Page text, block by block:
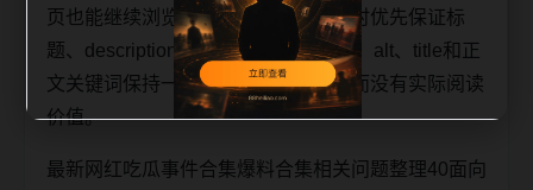
页也能继续浏览同类内容。每日更新时优先保证标
题、description、canonical、主题图、alt、title和正
文关键词保持一致，避免只替换词语而没有实际阅读
价值。
最新网红吃瓜事件合集爆料合集相关问题整理40面向